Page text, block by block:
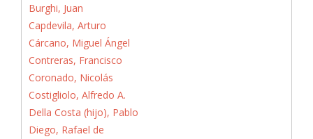
Burghi, Juan
Capdevila, Arturo
Cárcano, Miguel Ángel
Contreras, Francisco
Coronado, Nicolás
Costigliolo, Alfredo A.
Della Costa (hijo), Pablo
Diego, Rafael de